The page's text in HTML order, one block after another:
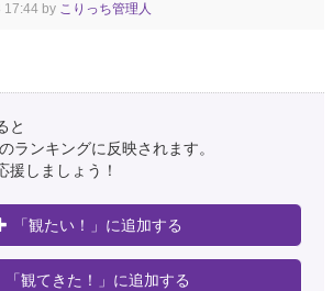
by こりっち管理人
と
ランキングに反映されます。
援しましょう！
「観たい！」に追加する
「観てきた！」に追加する